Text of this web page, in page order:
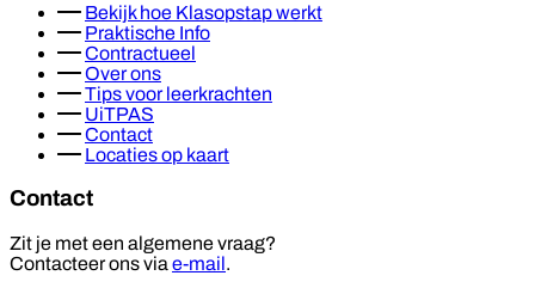
Bekijk hoe Klasopstap werkt
Praktische Info
Contractueel
Over ons
Tips voor leerkrachten
UiTPAS
Contact
Locaties op kaart
Contact
Zit je met een algemene vraag?
Contacteer ons via e-mail.